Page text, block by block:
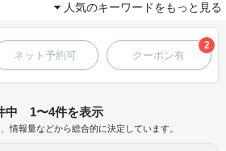
人気のキーワードをもっと見る
ネット予約可 クーポン有
2
中 1〜4件を表示
情報量などから総合的に決定しています。